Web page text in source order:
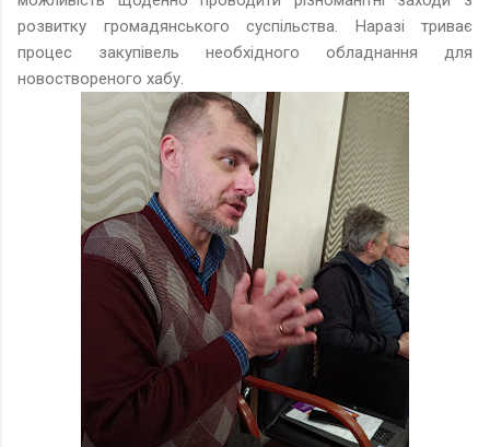
розвитку громадянського суспільства. Наразі триває
процес закупівель необхідного обладнання для
новоствореного хабу.